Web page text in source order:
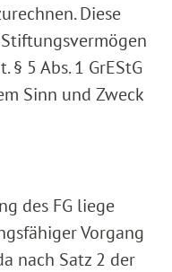
Diese
5 Abs. 1 GrEStG
Sinn und Zweck
des FG liege
Vorgang
nach Satz 2 der